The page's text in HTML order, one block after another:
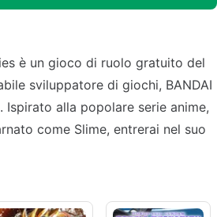
è un gioco di ruolo gratuito del
sviluppatore di giochi, BANDAI
Ispirato alla popolare serie anime,
come Slime, entrerai nel suo